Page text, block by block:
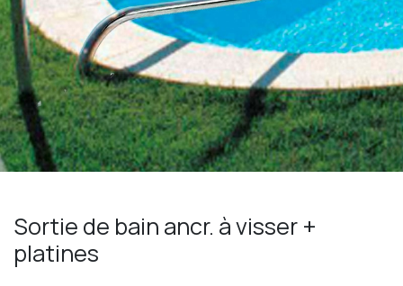
Sortie de bain ancr. à visser +
platines